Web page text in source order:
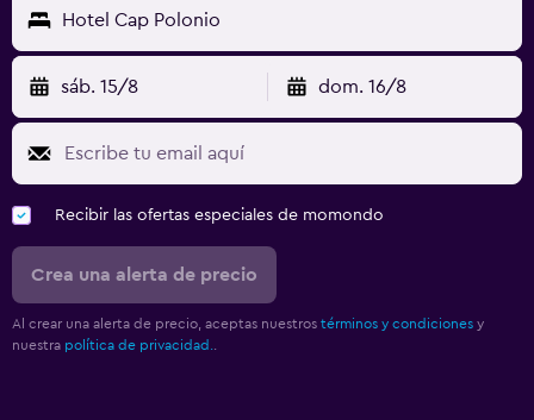
Hotel Cap Polonio
sáb. 15/8 dom. 16/8
Recibir las ofertas especiales de momondo
Crea una alerta de precio
Al crear una alerta de precio, aceptas nuestros términos y condiciones y
nuestra política de privacidad.